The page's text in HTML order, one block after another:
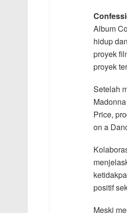
Album
hidup
proyek
proyek
Setelah
Price,
on a
positif
Meski